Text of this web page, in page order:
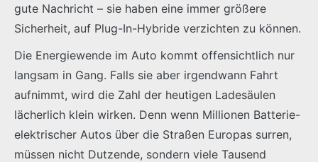
gute Nachricht – sie haben eine immer größere
Sicherheit, auf Plug-In-Hybride verzichten zu können.
Die Energiewende im Auto kommt offensichtlich nur
langsam in Gang. Falls sie aber irgendwann Fahrt
aufnimmt, wird die Zahl der heutigen Ladesäulen
lächerlich klein wirken. Denn wenn Millionen Batterie-
elektrischer Autos über die Straßen Europas surren,
müssen nicht Dutzende, sondern viele Tausend